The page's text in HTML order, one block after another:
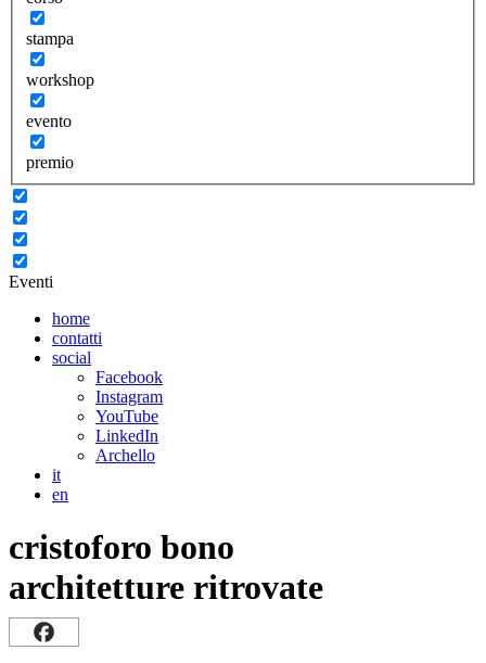
stampa
workshop
evento
premio
Eventi
home
contatti
social
Facebook
Instagram
YouTube
LinkedIn
Archello
it
en
cristoforo bono
architetture ritrovate